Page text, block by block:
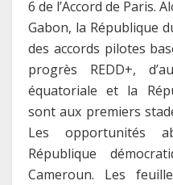
6 de l’Accord de Paris.
Gabon, la République
des accords pilotes
progrès REDD+,
équatoriale et la
sont aux premiers
Les opportunités
République
Cameroun. Les